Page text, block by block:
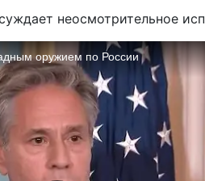
неосмотрительное